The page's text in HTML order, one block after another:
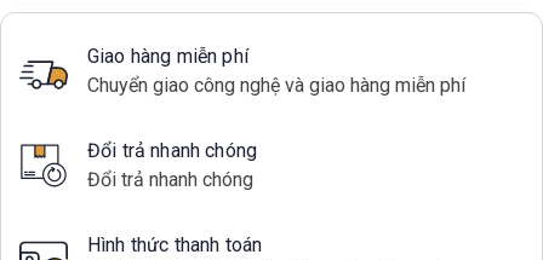
Giao hàng miễn phí
Chuyển giao công nghệ và giao hàng miễn phí
Đổi trả nhanh chóng
Đổi trả nhanh chóng
Hình thức thanh toán